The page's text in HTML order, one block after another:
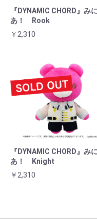
『DYNAMIC CHORD』み
あ！ Rook
￥2,310
『DYNAMIC CHORD』み
あ！ Knight
￥2,310